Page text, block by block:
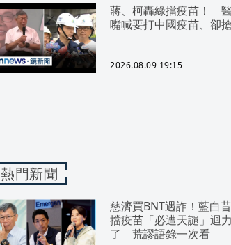
蔣、柯轟綠擋疫苗！ 醫
嘴喊要打中國疫苗、卻
2026.08.09 19:15
熱門新聞
慈濟買BNT遇詐！藍白
擋疫苗「必遭天譴」迴
了 荒謬語錄一次看